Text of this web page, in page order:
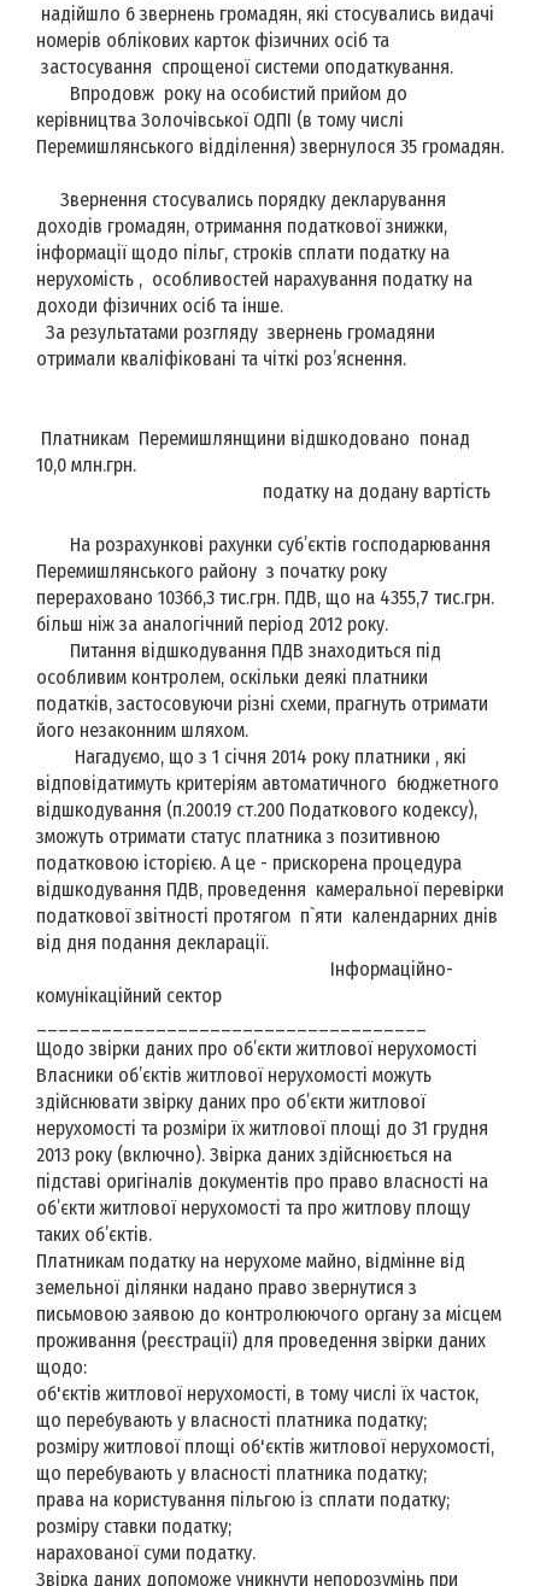
надійшло 6 звернень громадян, які стосувались видачі
номерів облікових карток фізичних осіб та
застосування спрощеної системи оподаткування.
Впродовж року на особистий прийом до
керівництва Золочівської ОДПІ (в тому числі
Перемишлянського відділення) звернулося 35 громадян.
Звернення стосувались порядку декларування
доходів громадян, отримання податкової знижки,
інформації щодо пільг, строків сплати податку на
нерухомість , особливостей нарахування податку на
доходи фізичних осіб та інше.
За результатами розгляду звернень громадяни
отримали кваліфіковані та чіткі роз’яснення.
Платникам Перемишлянщини відшкодовано понад
10,0 млн.грн.
податку на додану вартість
На розрахункові рахунки суб’єктів господарювання
Перемишлянського району з початку року
перераховано 10366,3 тис.грн. ПДВ, що на 4355,7 тис.грн.
більш ніж за аналогічний період 2012 року.
Питання відшкодування ПДВ знаходиться під
особливим контролем, оскільки деякі платники
податків, застосовуючи різні схеми, прагнуть отримати
його незаконним шляхом.
Нагадуємо, що з 1 січня 2014 року платники , які
відповідатимуть критеріям автоматичного бюджетного
відшкодування (п.200.19 ст.200 Податкового кодексу),
зможуть отримати статус платника з позитивною
податковою історією. А це - прискорена процедура
відшкодування ПДВ, проведення камеральної перевірки
податкової звітності протягом п`яти календарних днів
від дня подання декларації.
Інформаційно-
комунікаційний сектор
Щодо звірки даних про об’єкти житлової нерухомості
Власники об’єктів житлової нерухомості можуть
здійснювати звірку даних про об’єкти житлової
нерухомості та розміри їх житлової площі до 31 грудня
2013 року (включно). Звірка даних здійснюється на
підставі оригіналів документів про право власності на
об’єкти житлової нерухомості та про житлову площу
таких об’єктів.
Платникам податку на нерухоме майно, відмінне від
земельної ділянки надано право звернутися з
письмовою заявою до контролюючого органу за місцем
проживання (реєстрації) для проведення звірки даних
щодо:
об'єктів житлової нерухомості, в тому числі їх часток,
що перебувають у власності платника податку;
розміру житлової площі об'єктів житлової нерухомості,
що перебувають у власності платника податку;
права на користування пільгою із сплати податку;
розміру ставки податку;
нарахованої суми податку.
Звірка даних допоможе уникнути непорозумінь при